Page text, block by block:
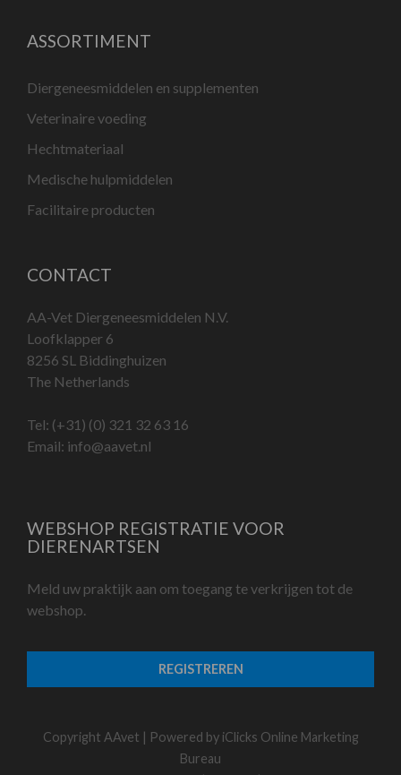
ASSORTIMENT
Diergeneesmiddelen en supplementen
Veterinaire voeding
Hechtmateriaal
Medische hulpmiddelen
Facilitaire producten
CONTACT
AA-Vet Diergeneesmiddelen N.V.
Loofklapper 6
8256 SL Biddinghuizen
The Netherlands
Tel: (+31) (0) 321 32 63 16
Email: info@aavet.nl
WEBSHOP REGISTRATIE VOOR
DIERENARTSEN
Meld uw praktijk aan om toegang te verkrijgen tot de
webshop.
REGISTREREN
Copyright AAvet | Powered by iClicks Online Marketing
Bureau